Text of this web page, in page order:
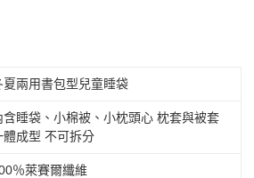
夏兩用書包型兒童睡袋
含睡袋、小棉被、小枕頭心 枕套與被套
體成型 不可拆分
％萊賽爾纖維